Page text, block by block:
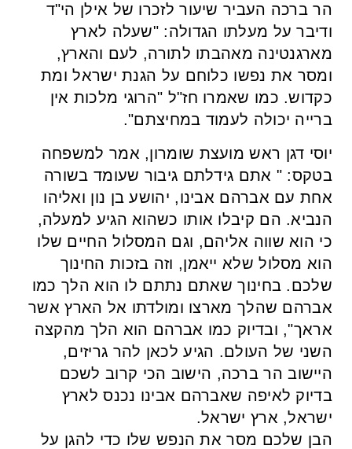
הר ברכה העביר שיעור לזכרו של אילן הי"ד
ודיבר על מעלתו הגדולה: "שעלה לארץ
מארגנטינה מאהבתו לתורה, לעם והארץ,
ומסר את נפשו כלוחם על הגנת ישראל ומת
כקדוש. כמו שאמרו חז"ל "הרוגי מלכות אין
ברייה יכולה לעמוד במחיצתם".
יוסי דגן ראש מועצת שומרון, אמר למשפחה
בטקס: " אתם גידלתם גיבור שעומד בשורה
אחת עם אברהם אבינו, יהושע בן נון ואליהו
הנביא. הם קיבלו אותו כשהוא הגיע למעלה,
כי הוא שווה אליהם, וגם המסלול החיים שלו
הוא מסלול שלא ייאמן, וזה בזכות החינוך
שלכם. בחינוך שאתם נתתם לו הוא הלך כמו
אברהם שהלך מארצו ומולדתו אל הארץ אשר
אראך", ובדיוק כמו אברהם הוא הלך מהקצה
השני של העולם. הגיע לכאן להר גריזים,
היישוב הר ברכה, הישוב הכי קרוב לשכם
בדיוק לאיפה שאברהם אבינו נכנס לארץ
ישראל, ארץ ישראל.
הבן שלכם מסר את הנפש שלו כדי להגן על